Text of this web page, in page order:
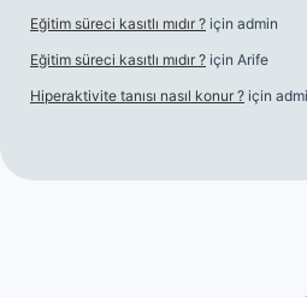
Eğitim süreci kasıtlı mıdır ? için admin
Eğitim süreci kasıtlı mıdır ? için Arife
Hiperaktivite tanısı nasıl konur ? için